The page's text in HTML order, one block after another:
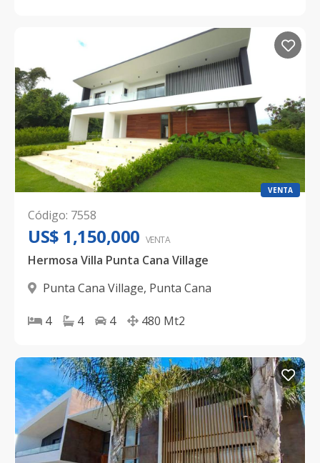
VENTA
Código: 7558
US$ 1,150,000 VENTA
Hermosa Villa Punta Cana Village
Punta Cana Village, Punta Cana
4 4 4 480 Mt2